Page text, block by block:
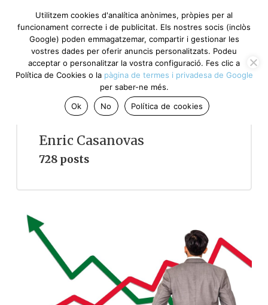
Enric Casanovas
728 posts
Utilitzem cookies d'analítica anònimes, pròpies per al
funcionament correcte i de publicitat. Els nostres socis (inclòs
Google) poden emmagatzemar, compartir i gestionar les
vostres dades per oferir anuncis personalitzats. Podeu
acceptar o personalitzar la vostra configuració. Fes clic a
Política de Cookies o la pàgina de termes i privadesa de Google
per saber-ne més.
Ok
No Política de cookies